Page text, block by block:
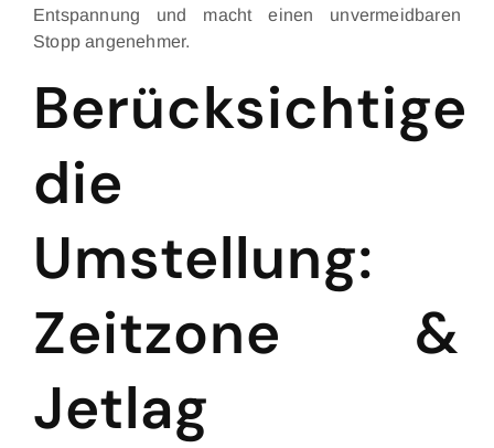
Entspannung und macht einen unvermeidbaren
Stopp angenehmer.
Berücksichtige
die
Umstellung:
Zeitzone &
Jetlag